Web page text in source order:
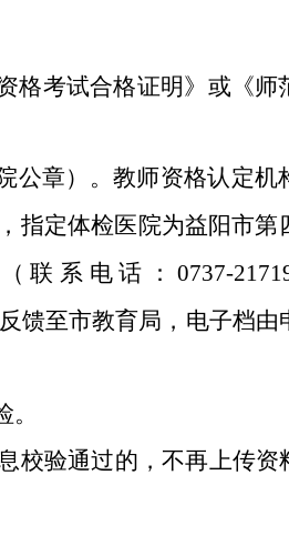
格考试合格证明》或《师
公章）。教师资格认定机
指定体检医院为益阳市第
联系电话：0737-
馈至市教育局， 电子档由
校验通过的，不再上传资